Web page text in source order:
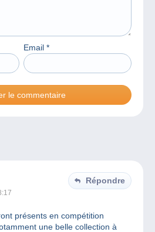
Email *
Répondre
présents en compétition
une belle collection à